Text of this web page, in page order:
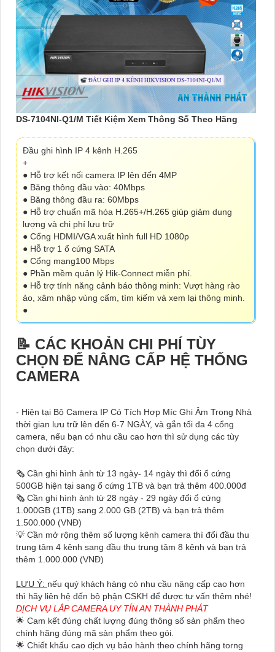
DS-7104NI-Q1/M Tiết Kiệm Xem Thông Số Theo Hãng
Đầu ghi hình IP 4 kênh H.265
+
● Hỗ trợ kết nối camera IP lên đến 4MP
● Băng thông đầu vào: 40Mbps
● Băng thông đầu ra: 60Mbps
● Hỗ trợ chuẩn mã hóa H.265+/H.265 giúp giảm dung
lượng và chi phí lưu trữ
● Cổng HDMI/VGA xuất hình full HD 1080p
● Hỗ trợ 1 ổ cứng SATA
● Cổng mạng100 Mbps
● Phần mềm quản lý Hik-Connect miễn phí.
● Hỗ trợ tính năng cảnh báo thông minh: Vượt hàng rào
ảo, xâm nhập vùng cấm, tìm kiếm và xem lại thông minh.
●
📝 CÁC KHOẢN CHI PHÍ TÙY
CHỌN ĐỂ NÂNG CẤP HỆ THỐNG
CAMERA
- Hiện tại Bộ Camera IP Có Tích Hợp Míc Ghi Âm Trong Nhà
thời gian lưu trữ lên đến 6-7 NGÀY, và gắn tối đa 4 cổng
camera, nếu bạn có nhu cầu cao hơn thì sử dụng các tùy
chọn dưới đây:
🗞 Cần ghi hình ảnh từ 13 ngày- 14 ngày thì đổi ổ cứng
500GB hiện tại sang ổ cứng 1TB và bạn trả thêm 400.000đ
🗞 Cần ghi hình ảnh từ 28 ngày - 29 ngày đổi ổ cứng
1.000GB (1TB) sang 2.000 GB (2TB) và bạn trả thêm
1.500.000 (VNĐ)
💡 Cần mở rộng thêm số lượng kênh camera thì đổi đầu thu
trung tâm 4 kênh sang đầu thu trung tâm 8 kênh và bạn trả
thêm 1.000.000 (VNĐ)
LƯU Ý: nếu quý khách hàng có nhu cầu nâng cấp cao hơn
thì hãy liên hệ đến bộ phận CSKH để được tư vấn thêm nhé!
DỊCH VỤ LẮP CAMERA UY TÍN AN THÀNH PHÁT
🌟 Cam kết đúng chất lượng đúng thông số sản phẩm theo
chính hãng đúng mã sản phẩm theo gói.
🌟 Chiết khấu cao dịch vụ bảo hành theo chính hãng torng